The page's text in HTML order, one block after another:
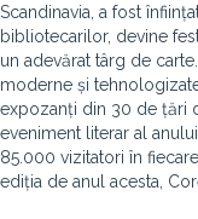
Scandinavia, a fost
bibliotecarilor, devine
un adevărat târg de
moderne și
expozanți din 30 de țări
eveniment literar al
85.000 vizitatori în
ediția de anul acesta,